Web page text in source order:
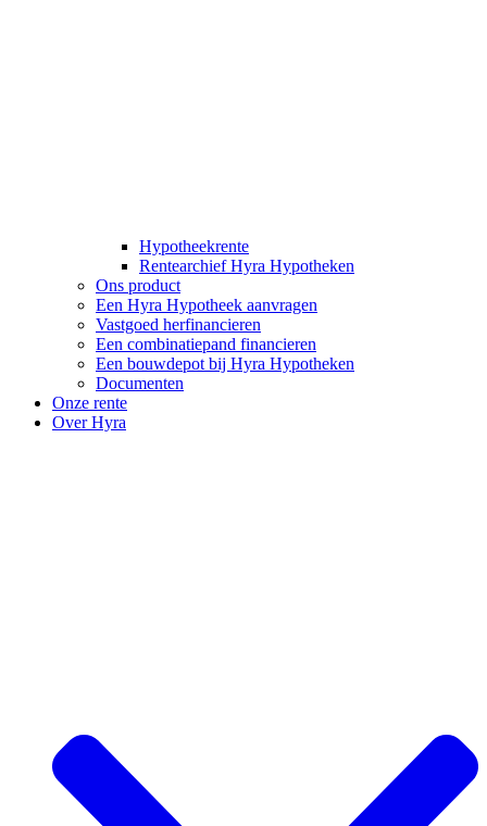
Hypotheekrente
Rentearchief Hyra Hypotheken
Ons product
Een Hyra Hypotheek aanvragen
Vastgoed herfinancieren
Een combinatiepand financieren
Een bouwdepot bij Hyra Hypotheken
Documenten
Onze rente
Over Hyra